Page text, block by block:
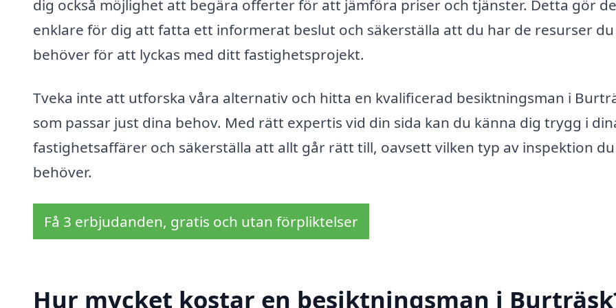
dig också möjlighet att begära offerter för att jämföra priser och tjänster. Detta gör
enklare för dig att fatta ett informerat beslut och säkerställa att du har de resurser du
behöver för att lyckas med ditt fastighetsprojekt.
Tveka inte att utforska våra alternativ och hitta en kvalificerad besiktningsman i
som passar just dina behov. Med rätt expertis vid din sida kan du känna dig trygg i
fastighetsaffärer och säkerställa att allt går rätt till, oavsett vilken typ av inspektion du
behöver.
Få 3 erbjudanden, gratis och utan förpliktelser
Hur mycket kostar en besiktningsman i